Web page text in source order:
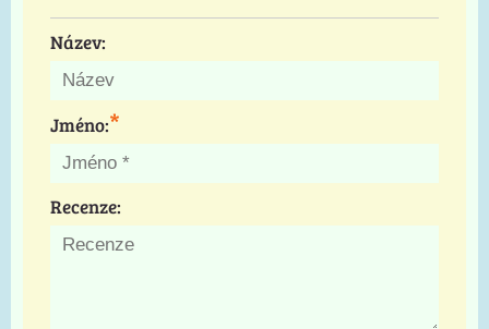
Název:
Jméno:*
Recenze: